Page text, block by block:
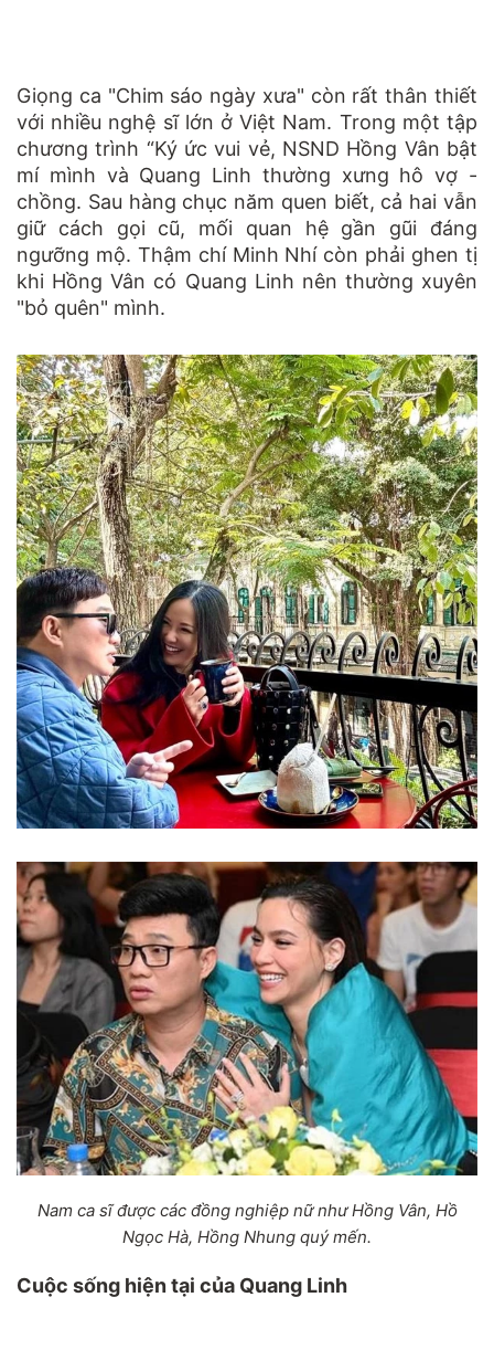
Giọng ca "Chim sáo ngày xưa" còn rất thân thiết
với nhiều nghệ sĩ lớn ở Việt Nam. Trong một tập
chương trình “Ký ức vui vẻ, NSND Hồng Vân bật
mí mình và Quang Linh thường xưng hô vợ -
chồng. Sau hàng chục năm quen biết, cả hai vẫn
giữ cách gọi cũ, mối quan hệ gần gũi đáng
ngưỡng mộ. Thậm chí Minh Nhí còn phải ghen tị
khi Hồng Vân có Quang Linh nên thường xuyên
"bỏ quên" mình.
Nam ca sĩ được các đồng nghiệp nữ như Hồng Vân, Hồ
Ngọc Hà, Hồng Nhung quý mến.
Cuộc sống hiện tại của Quang Linh